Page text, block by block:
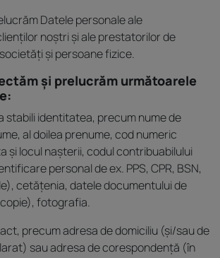
Datele personale ale
noștri și ale prestatorilor de
și persoane fizice.
și prelucrăm următoarele
stabili identitatea, precum nume de
al doilea prenume, cod numeric
și locul nașterii, codul contribuabilului
personal de ex. PPS, CPR, BSN,
cetățenia, datele documentului de
fotografia.
precum adresa de domiciliu (și/sau de
sau adresa de corespondență (în